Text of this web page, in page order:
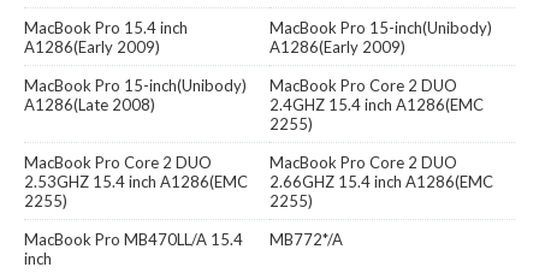
MacBook Pro 15.4 inch
A1286(Early 2009)
MacBook Pro 15-inch(Unibody)
A1286(Early 2009)
MacBook Pro 15-inch(Unibody)
A1286(Late 2008)
MacBook Pro Core 2 DUO
2.4GHZ 15.4 inch A1286(EMC
2255)
MacBook Pro Core 2 DUO
2.53GHZ 15.4 inch A1286(EMC
2255)
MacBook Pro Core 2 DUO
2.66GHZ 15.4 inch A1286(EMC
2255)
MacBook Pro MB470LL/A 15.4
inch
MB772*/A